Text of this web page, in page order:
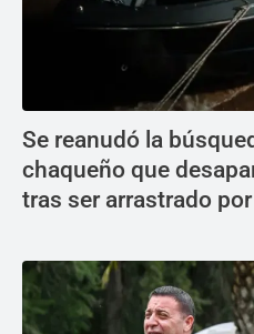
Se reanudó la
chaqueño que
tras ser arrastrado